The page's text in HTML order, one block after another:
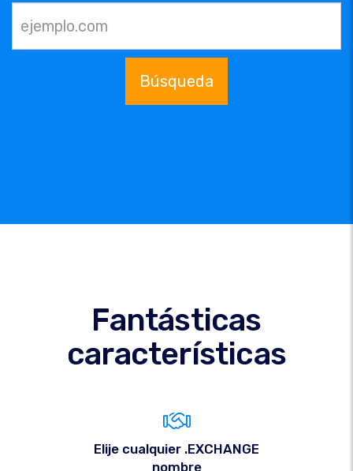
Búsqueda
Fantásticas
características
Elije cualquier .EXCHANGE
nombre